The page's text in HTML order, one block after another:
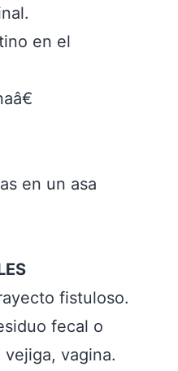
en el
en un asa
fistuloso.
fecal o
vagina.